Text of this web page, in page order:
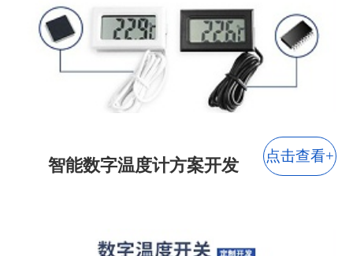
灯饰行业
玩具行业
智能数字温度计方案开发 点击查看+